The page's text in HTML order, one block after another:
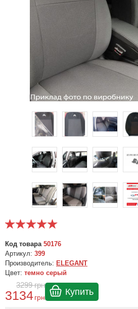
Код товара 50176
Артикул: 399
Производитель: ELEGANT
Цвет: темно серый
3299грн
3134грн
Купить